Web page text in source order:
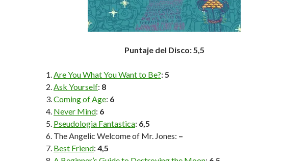
Puntaje del Disco: 5,5
Are You What You Want to Be?: 5
Ask Yourself: 8
Coming of Age: 6
Never Mind: 6
Pseudologia Fantastica: 6,5
The Angelic Welcome of Mr. Jones: –
Best Friend: 4,5